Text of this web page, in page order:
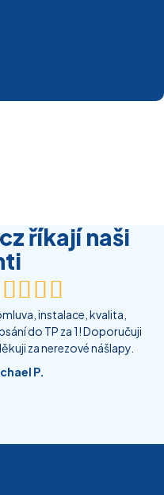
říkají naši

instalace, kvalita,
do TP za 1! Doporučuji
za nerezové nášlapy.
P.